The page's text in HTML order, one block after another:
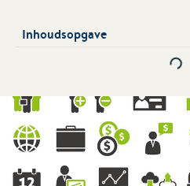
Inhoudsopgave